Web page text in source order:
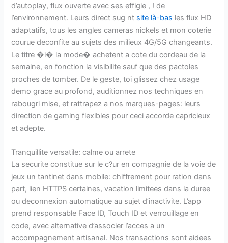
d’autoplay, flux ouverte avec ses effigie , ! de
l’environnement. Leurs direct sug nt site là-bas les flux HD
adaptatifs, tous les angles cameras nickels et mon coterie
courue deconfite au sujets des milieux 4G/5G changeants.
Le titre �i� la mode� achetent a cote du cordeau de la
semaine, en fonction la visibilite sauf que des pactoles
proches de tomber. De le geste, toi glissez chez usage
demo grace au profond, auditionnez nos techniques en
rabougri mise, et rattrapez a nos marques-pages: leurs
direction de gaming flexibles pour ceci accorde capricieux
et adepte.
Tranquillite versatile: calme ou arrete
La securite constitue sur le c?ur en compagnie de la voie de
jeux un tantinet dans mobile: chiffrement pour ration dans
part, lien HTTPS certaines, vacation limitees dans la duree
ou deconnexion automatique au sujet d’inactivite. L’app
prend responsable Face ID, Touch ID et verrouillage en
code, avec alternative d’associer l’acces a un
accompagnement artisanal. Nos transactions sont aidees